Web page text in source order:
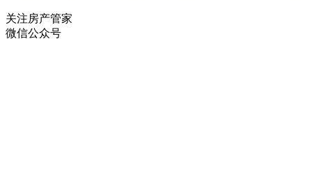
关注房产管家
微信公众号